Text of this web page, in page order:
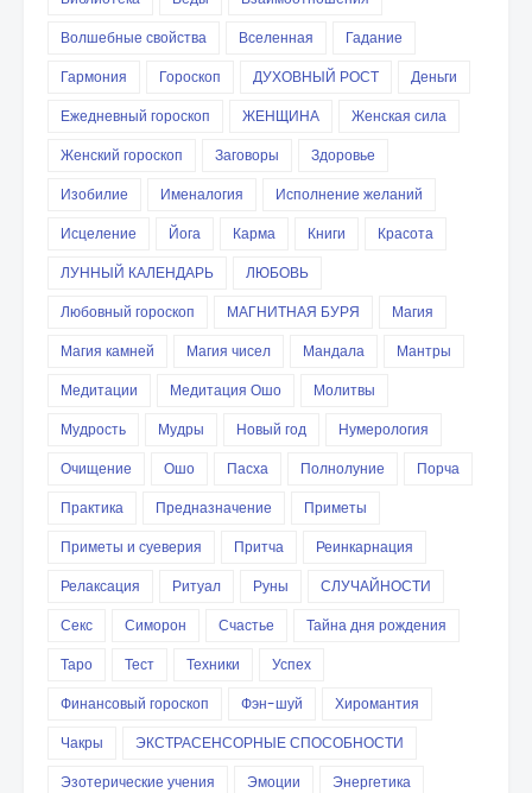
Волшебные свойства
Вселенная
Гадание
Гармония
Гороскоп ДУХОВНЫЙ РОСТ
Деньги
Ежедневный гороскоп
ЖЕНЩИНА
Женская сила
Женский гороскоп
Заговоры
Здоровье
Изобилие
Именалогия
Исполнение желаний
Исцеление
Йога Карма Книги
Красота
ЛУННЫЙ КАЛЕНДАРЬ
ЛЮБОВЬ
Любовный гороскоп
МАГНИТНАЯ БУРЯ
Магия
Магия камней
Магия чисел Мандала
Мантры
Медитации
Медитация Ошо
Молитвы
Мудрость
Мудры Новый год
Нумерология
Очищение
Ошо Пасха Полнолуние
Порча
Практика
Предназначение
Приметы
Приметы и суеверия
Притча
Реинкарнация
Релаксация
Ритуал Руны
СЛУЧАЙНОСТИ
Секс
Симорон Счастье
Тайна дня рождения
Таро
Тест Техники
Успех
Финансовый гороскоп
Фэн-шуй
Хиромантия
Чакры
ЭКСТРАСЕНСОРНЫЕ СПОСОБНОСТИ
Эзотерические учения
Эмоции
Энергетика